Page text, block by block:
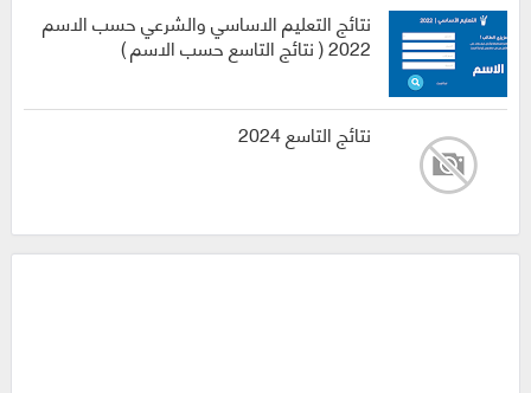
نتائج التعليم الاساسي والشرعي حسب الاسم
2022 ( نتائج التاسع حسب الاسم )
نتائج التاسع 2024